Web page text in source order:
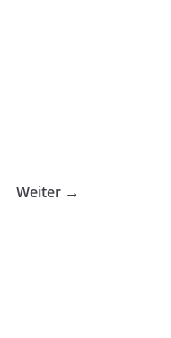
Weiter →